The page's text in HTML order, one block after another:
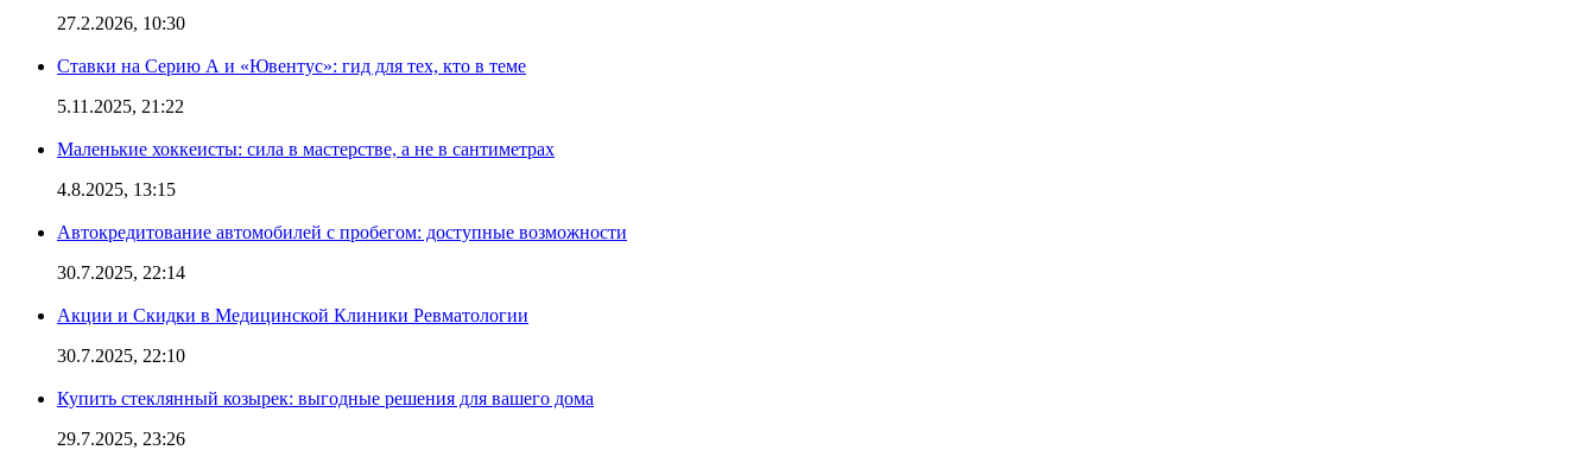
27.2.2026, 10:30
Ставки на Серию А и «Ювентус»: гид для тех, кто в теме
5.11.2025, 21:22
Маленькие хоккеисты: сила в мастерстве, а не в сантиметрах
4.8.2025, 13:15
Автокредитование автомобилей с пробегом: доступные возможности
30.7.2025, 22:14
Акции и Скидки в Медицинской Клиники Ревматологии
30.7.2025, 22:10
Купить стеклянный козырек: выгодные решения для вашего дома
29.7.2025, 23:26